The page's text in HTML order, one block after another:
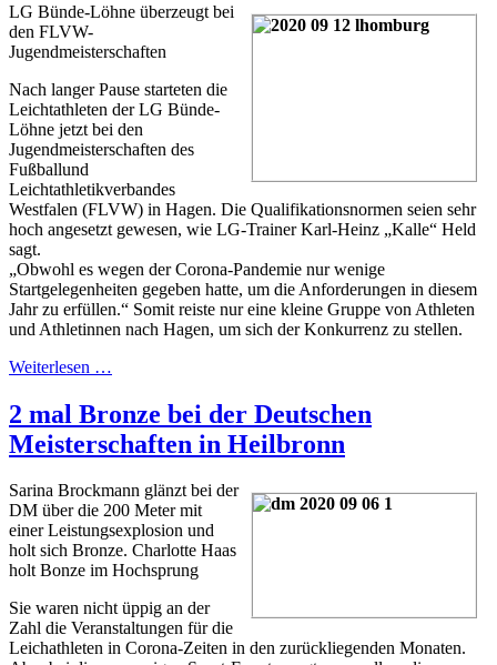
LG Bünde-Löhne überzeugt bei
den FLVW-
Jugendmeisterschaften
Nach langer Pause starteten die
Leichtathleten der LG Bünde-
Löhne jetzt bei den
Jugendmeisterschaften des
Fußballund
Leichtathletikverbandes
Westfalen (FLVW) in Hagen. Die Qualifikationsnormen seien sehr
hoch angesetzt gewesen, wie LG-Trainer Karl-Heinz „Kalle“ Held
sagt.
„Obwohl es wegen der Corona-Pandemie nur wenige
Startgelegenheiten gegeben hatte, um die Anforderungen in diesem
Jahr zu erfüllen.“ Somit reiste nur eine kleine Gruppe von Athleten
und Athletinnen nach Hagen, um sich der Konkurrenz zu stellen.
Weiterlesen …
2 mal Bronze bei der Deutschen
Meisterschaften in Heilbronn
Sarina Brockmann glänzt bei der
DM über die 200 Meter mit
einer Leistungsexplosion und
holt sich Bronze. Charlotte Haas
holt Bonze im Hochsprung
Sie waren nicht üppig an der
Zahl die Veranstaltungen für die
Leichathleten in Corona-Zeiten in den zurückliegenden Monaten.